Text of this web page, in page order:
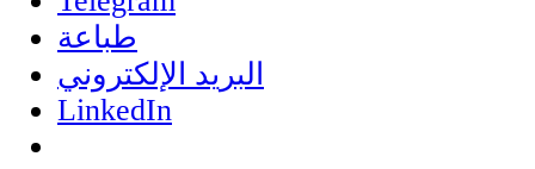
طباعة
البريد الإلكتروني
LinkedIn